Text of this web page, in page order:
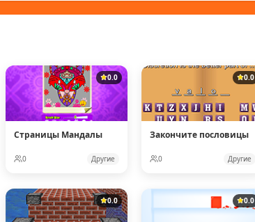
0.0
Страницы Мандалы
0 Другие
0.0
Закончите пословицы
0 Другие
0.0 0.0